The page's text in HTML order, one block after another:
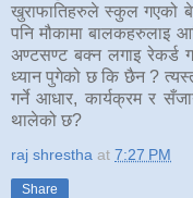
खुराफातिहरुले स्कुल गएको
पनि मौकामा बालकहरुलाइ
अण्टसण्ट बक्न लगाइ रेकर्ड
ध्यान पुगेको छ कि छैन ?
गर्ने आधार, कार्यक्रम र
थालेको छ?
raj shrestha at 7:27 PM
Share